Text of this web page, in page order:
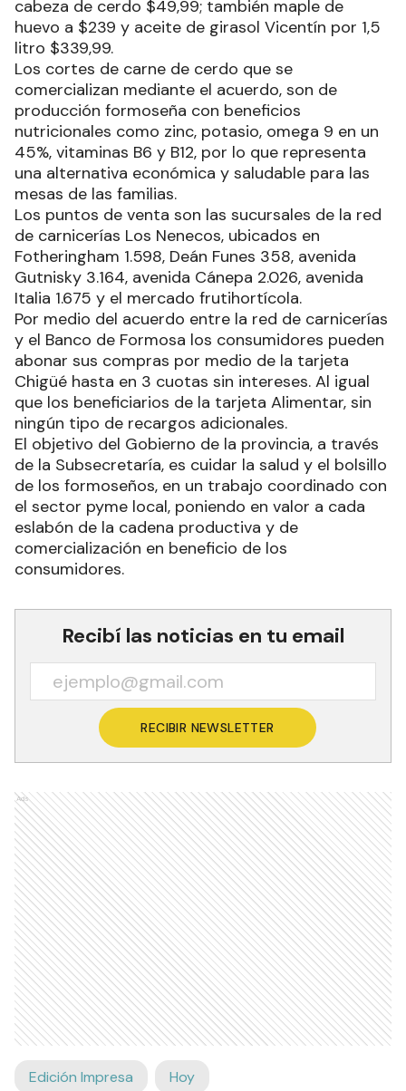
La propuesta se complementa con cortes de
carne de cerdo: carré de cerdo $339,99 por kilo;
punta de costilla de cerdo $289,99 por kilo;
cabeza de cerdo $49,99; también maple de
huevo a $239 y aceite de girasol Vicentín por 1,5
litro $339,99.
Los cortes de carne de cerdo que se
comercializan mediante el acuerdo, son de
producción formoseña con beneficios
nutricionales como zinc, potasio, omega 9 en un
45%, vitaminas B6 y B12, por lo que representa
una alternativa económica y saludable para las
mesas de las familias.
Los puntos de venta son las sucursales de la red
de carnicerías Los Nenecos, ubicados en
Fotheringham 1.598, Deán Funes 358, avenida
Gutnisky 3.164, avenida Cánepa 2.026, avenida
Italia 1.675 y el mercado frutihortícola.
Por medio del acuerdo entre la red de carnicerías
y el Banco de Formosa los consumidores pueden
abonar sus compras por medio de la tarjeta
Chigüé hasta en 3 cuotas sin intereses. Al igual
que los beneficiarios de la tarjeta Alimentar, sin
ningún tipo de recargos adicionales.
El objetivo del Gobierno de la provincia, a través
de la Subsecretaría, es cuidar la salud y el bolsillo
de los formoseños, en un trabajo coordinado con
el sector pyme local, poniendo en valor a cada
consumidores.
Recibí las noticias en tu email
RECIBIR NEWSLETTER
Ads